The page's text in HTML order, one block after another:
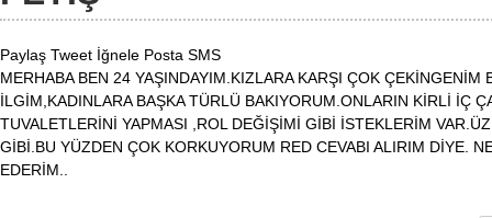
Paylaş Tweet İğnele Posta SMS
MERHABA BEN 24 YAŞINDAYIM.KIZLARA KARŞI ÇOK ÇEKİNGENİM
İLGİM,KADINLARA BAŞKA TÜRLÜ BAKIYORUM.ONLARIN KİRLİ İÇ
TUVALETLERİNİ YAPMASI ,ROL DEĞİŞİMİ GİBİ İSTEKLERİM
GİBİ.BU YÜZDEN ÇOK KORKUYORUM RED CEVABI ALIRIM DİYE.
EDERİM..